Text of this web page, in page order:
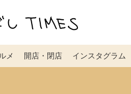
メ 開店・閉店 インスタグラム